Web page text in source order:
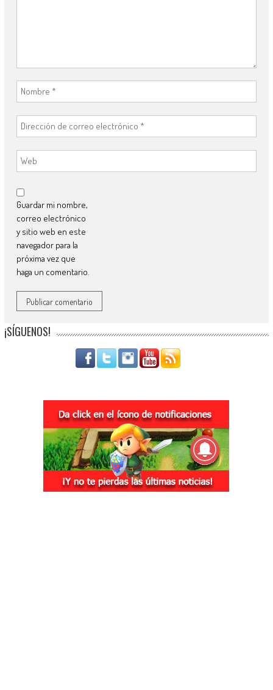
Guardar mi nombre,
correo electrónico
y sitio web en este
navegador para la
próxima vez que
haga un comentario.
¡SÍGUENOS!